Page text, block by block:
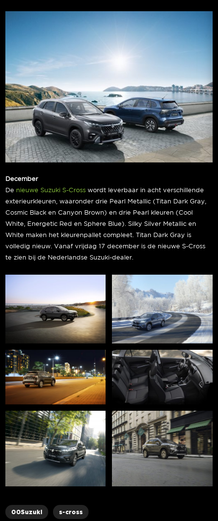
December
De nieuwe Suzuki S-Cross wordt leverbaar in acht verschillende
exterieurkleuren, waaronder drie Pearl Metallic (Titan Dark Gray,
Cosmic Black en Canyon Brown) en drie Pearl kleuren (Cool
White, Energetic Red en Sphere Blue). Silky Silver Metallic en
White maken het kleurenpallet compleet. Titan Dark Gray is
volledig nieuw. Vanaf vrijdag 17 december is de nieuwe S-Cross
te zien bij de Nederlandse Suzuki-dealer.
00Suzuki s-cross